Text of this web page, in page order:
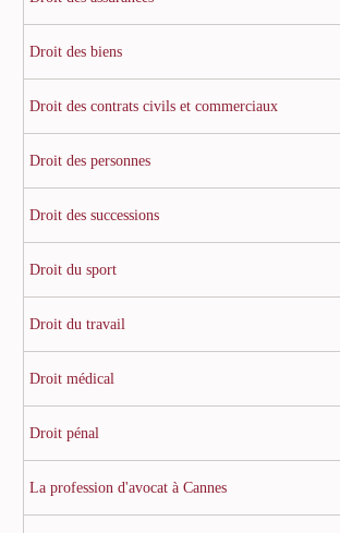
Droit des biens
Droit des contrats civils et commerciaux
Droit des personnes
Droit des successions
Droit du sport
Droit du travail
Droit médical
Droit pénal
La profession d'avocat à Cannes